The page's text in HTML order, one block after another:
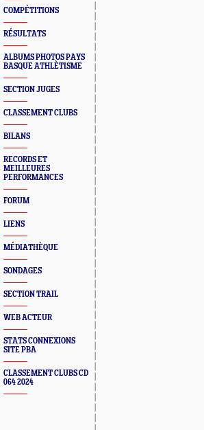
COMPÉTITIONS
RÉSULTATS
ALBUMS PHOTOS PAYS
BASQUE ATHLÈTISME
SECTION JUGES
CLASSEMENT CLUBS
BILANS
RECORDS ET
MEILLEURES
PERFORMANCES
FORUM
LIENS
MÉDIATHÈQUE
SONDAGES
SECTION TRAIL
WEB ACTEUR
STATS CONNEXIONS
SITE PBA
CLASSEMENT CLUBS CD
064 2024